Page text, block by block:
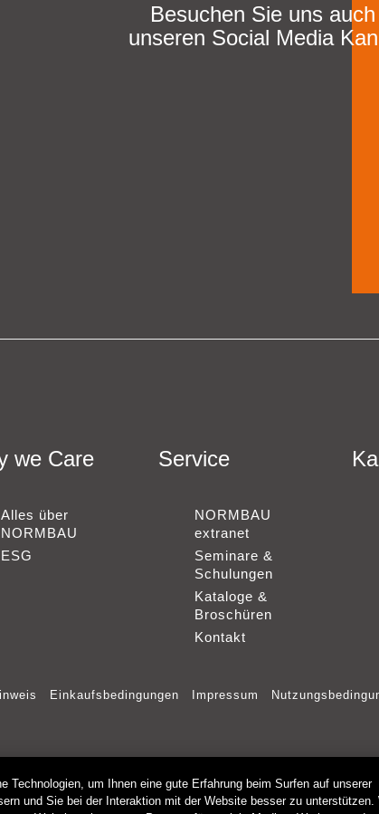
Besuchen Sie uns
unseren Social Media
we Care
Alles über
NORMBAU
ESG
Service
NORMBAU
extranet
Seminare &
Schulungen
Kataloge &
Broschüren
Kontakt
Einkaufsbedingungen Impressum
Technologien, um Ihnen eine gute Erfahrung beim Surfen auf unserer
und Sie bei der Interaktion mit der Website besser zu unterstützen.